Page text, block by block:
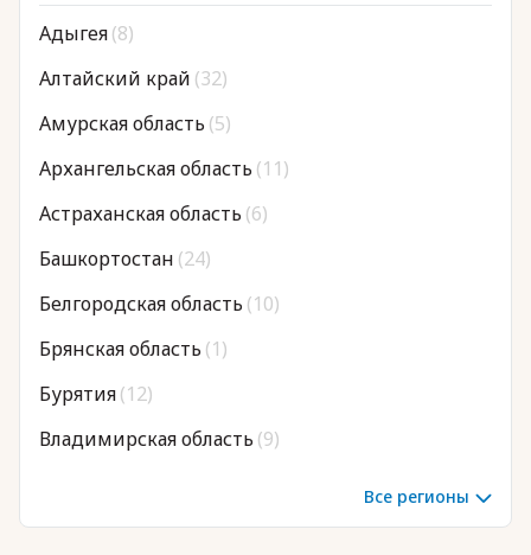
Адыгея(8)
Алтайский край (32)
Амурская область (5)
Архангельская область (11)
Астраханская область (6)
Башкортостан (24)
Белгородская область (10)
Брянская область (1)
Бурятия(12)
Владимирская область (9)
Вологодская область(6)
Все регионы
Юридическая помощь
Региональные меры поддержки